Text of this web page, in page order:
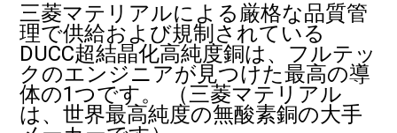
三菱マテリアルによる厳格な品質管
理で供給および規制されている
DUCC超結晶化高純度銅は、フルテッ
クのエンジニアが見つけた最高の導
体の1つです。 （三菱マテリアル
は、世界最高純度の無酸素銅の大手